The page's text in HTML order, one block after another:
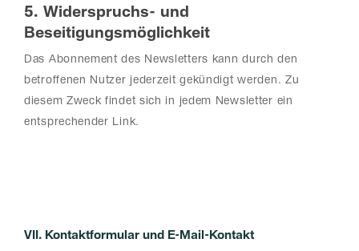
5. Widerspruchs- und
Beseitigungsmöglichkeit
Das Abonnement des Newsletters kann durch den
betroffenen Nutzer jederzeit gekündigt werden. Zu
diesem Zweck findet sich in jedem Newsletter ein
entsprechender Link.
VII. Kontaktformular und E-Mail-Kontakt